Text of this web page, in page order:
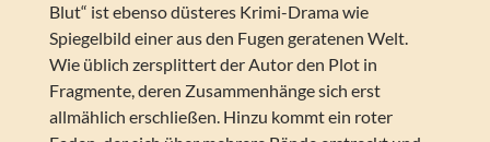
Blut“ ist ebenso düsteres Krimi-Drama wie
Spiegelbild einer aus den Fugen geratenen Welt.
Wie üblich zersplittert der Autor den Plot in
Fragmente, deren Zusammenhänge sich erst
allmählich erschließen. Hinzu kommt ein roter